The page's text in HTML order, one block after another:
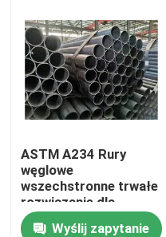
ASTM A234 Rury
węglowe
wszechstronne trwałe
rozwiązanie dla
różnych zastosowań
Wyślij zapytanie